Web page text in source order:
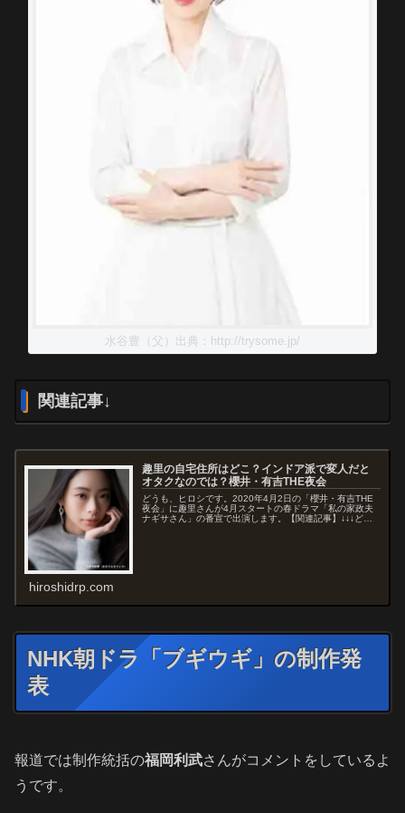
水谷豊（父）出典：http://trysome.jp/
関連記事↓
趣里の自宅住所はどこ？インドア派で変人だと
オタクなのでは？櫻井・有吉THE夜会
どうも、ヒロシです。2020年4月2日の「櫻井・有吉THE
夜会」に趣里さんが4月スタートの春ドラマ「私の家政夫
ナギサさん」の番宣で出演します。【関連記事】↓↓↓どう
hiroshidrp.com
NHK朝ドラ「ブギウギ」の制作発
表
報道では制作統括の福岡利武さんがコメントをしているよ
うです。